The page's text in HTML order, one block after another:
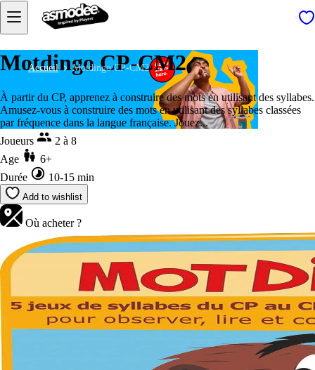
Accueil Motdingo CP-CM2
Motdingo CP-CM2
À partir du CP, apprenez à construire des mots en utilisant des syllabes.
Amusez-vous à construire des mots en utilisant des syllabes classées
par fréquence dans la langue française. Jouez...
Joueurs
2 à 8
Age
6+
Durée
10-15 min
Add to wishlist
Où acheter ?